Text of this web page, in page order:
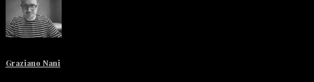
Graziano Nani